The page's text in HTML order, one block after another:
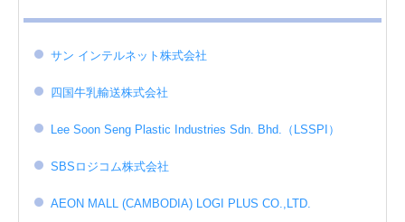
サン インテルネット株式会社
四国牛乳輸送株式会社
Lee Soon Seng Plastic Industries Sdn. Bhd.（LSSPI）
SBSロジコム株式会社
AEON MALL (CAMBODIA) LOGI PLUS CO.,LTD.